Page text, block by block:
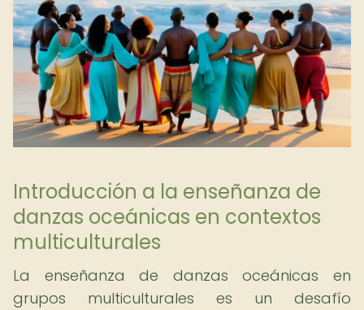
Introducción a la enseñanza de
danzas oceánicas en contextos
multiculturales
La enseñanza de danzas oceánicas en
grupos multiculturales es un desafío